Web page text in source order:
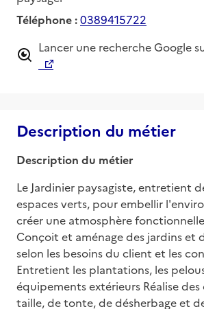
Téléphone :0389415722
Lancer une recherche Google
Description du métier
Description du métier
Le Jardinier paysagiste, entretient
espaces verts, pour embellir
créer une atmosphère
Conçoit et aménage des jardins et
selon les besoins du client et les
Entretient les plantations, les
équipements extérieurs Réalise
taille, de tonte, de désherbage et